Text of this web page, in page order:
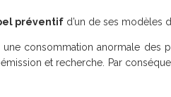
préventif d’un de ses modèles
consommation anormale des
et recherche. Par